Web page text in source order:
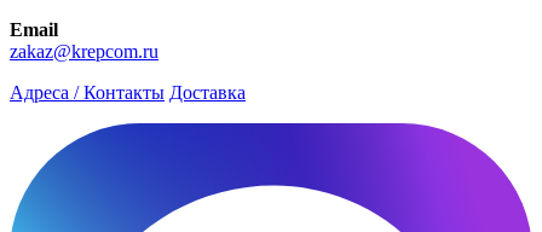
Email
zakaz@krepcom.ru
Адреса / Контакты Доставка